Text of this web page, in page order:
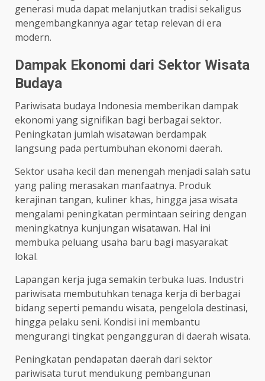
generasi muda dapat melanjutkan tradisi sekaligus
mengembangkannya agar tetap relevan di era
modern.
Dampak Ekonomi dari Sektor Wisata
Budaya
Pariwisata budaya Indonesia memberikan dampak
ekonomi yang signifikan bagi berbagai sektor.
Peningkatan jumlah wisatawan berdampak
langsung pada pertumbuhan ekonomi daerah.
Sektor usaha kecil dan menengah menjadi salah satu
yang paling merasakan manfaatnya. Produk
kerajinan tangan, kuliner khas, hingga jasa wisata
mengalami peningkatan permintaan seiring dengan
meningkatnya kunjungan wisatawan. Hal ini
membuka peluang usaha baru bagi masyarakat
lokal.
Lapangan kerja juga semakin terbuka luas. Industri
pariwisata membutuhkan tenaga kerja di berbagai
bidang seperti pemandu wisata, pengelola destinasi,
hingga pelaku seni. Kondisi ini membantu
mengurangi tingkat pengangguran di daerah wisata.
Peningkatan pendapatan daerah dari sektor
pariwisata turut mendukung pembangunan